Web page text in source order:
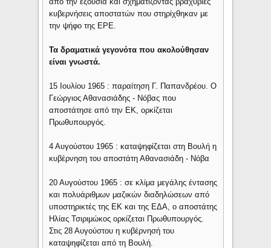
κυβερνήσεις αποστατών που στηρίχθηκαν με
την ψήφο της ΕΡΕ.
Τα δραματικά γεγονότα που ακολούθησαν
είναι γνωστά.
15 Ιουλίου 1965 : παραίτηση Γ. Παπανδρέου. Ο
Γεώργιος Αθανασιάδης - Νόβας που
αποστάτησε από την ΕΚ, ορκίζεται
Πρωθυπουργός.
4 Αυγούστου 1965 : καταψηφίζεται στη Βουλή η
κυβέρνηση του αποστάτη Αθανασιάδη - Νόβα
20 Αυγούστου 1965 : σε κλίμα μεγάλης έντασης
και πολυάριθμων μαζικών διαδηλώσεων από
υποστηρικτές της ΕΚ και της ΕΔΑ, ο αποστάτης
Ηλίας Τσιριμώκος ορκίζεται Πρωθυπουργός.
Στις 28 Αυγούστου η κυβέρνησή του
καταψηφίζεται από τη Βουλή.